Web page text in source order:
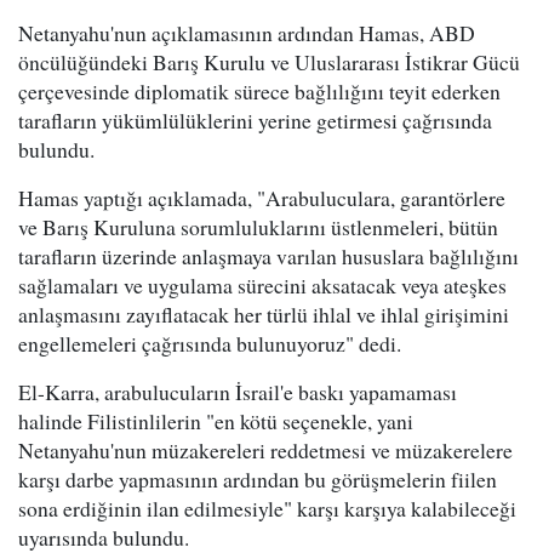
Netanyahu'nun açıklamasının ardından Hamas, ABD
öncülüğündeki Barış Kurulu ve Uluslararası İstikrar Gücü
çerçevesinde diplomatik sürece bağlılığını teyit ederken
tarafların yükümlülüklerini yerine getirmesi çağrısında
bulundu.
Hamas yaptığı açıklamada, "Arabuluculara, garantörlere
ve Barış Kuruluna sorumluluklarını üstlenmeleri, bütün
tarafların üzerinde anlaşmaya varılan hususlara bağlılığını
sağlamaları ve uygulama sürecini aksatacak veya ateşkes
anlaşmasını zayıflatacak her türlü ihlal ve ihlal girişimini
engellemeleri çağrısında bulunuyoruz" dedi.
El-Karra, arabulucuların İsrail'e baskı yapamaması
halinde Filistinlilerin "en kötü seçenekle, yani
Netanyahu'nun müzakereleri reddetmesi ve müzakerelere
karşı darbe yapmasının ardından bu görüşmelerin fiilen
sona erdiğinin ilan edilmesiyle" karşı karşıya kalabileceği
uyarısında bulundu.